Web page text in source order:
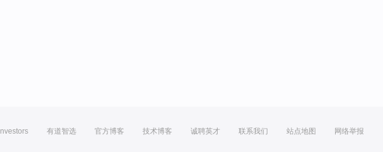
Investors 有道智选 官方博客 技术博客 诚聘英才 联系我们 站点地图 网络举报